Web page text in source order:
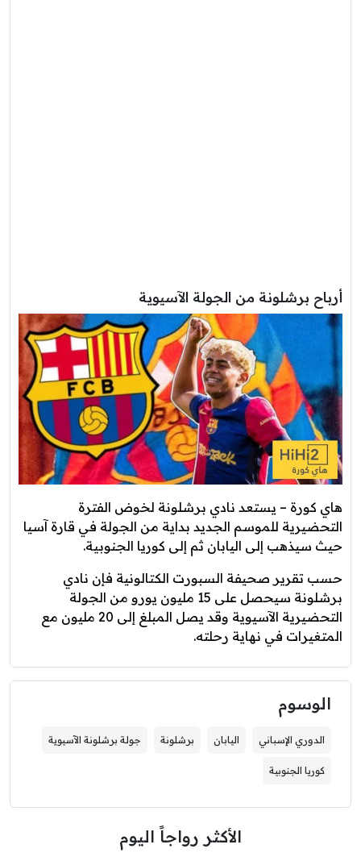
أرباح برشلونة من الجولة الآسيوية
هاي كورة – يستعد نادي برشلونة لخوض الفترة
التحضيرية للموسم الجديد بداية من الجولة في قارة آسيا
حيث سيذهب إلى اليابان ثم إلى كوريا الجنوبية.
حسب تقرير صحيفة السبورت الكتالونية فإن نادي
برشلونة سيحصل على 15 مليون يورو من الجولة
التحضيرية الآسيوية وقد يصل المبلغ إلى 20 مليون مع
المتغيرات في نهاية رحلته.
الوسوم
الدوري الإسباني اليابان برشلونة جولة برشلونة الآسيوية
كوريا الجنوبية
الأكثر رواجاً اليوم